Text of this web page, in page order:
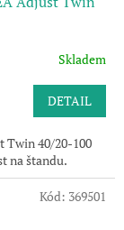
Skladem
DETAIL
Twin 40/20-100
na štandu.
Kód: 369501